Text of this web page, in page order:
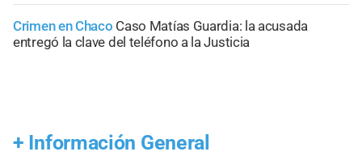
Crimen en Chaco Caso Matías Guardia: la acusada
entregó la clave del teléfono a la Justicia
+ Información General